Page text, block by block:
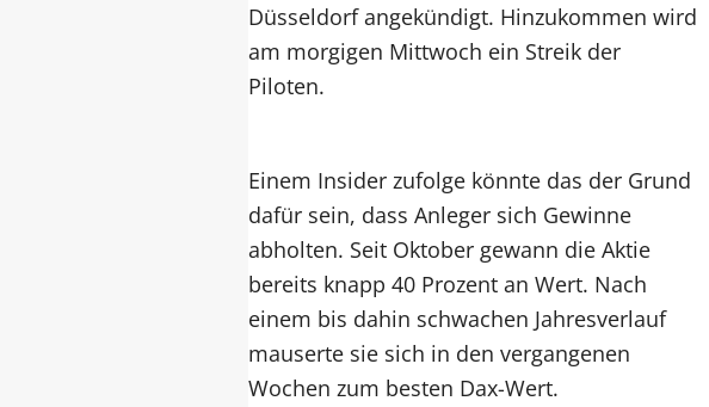
Düsseldorf angekündigt. Hinzukommen wird
am morgigen Mittwoch ein Streik der
Piloten.
Einem Insider zufolge könnte das der Grund
dafür sein, dass Anleger sich Gewinne
abholten. Seit Oktober gewann die Aktie
bereits knapp 40 Prozent an Wert. Nach
einem bis dahin schwachen Jahresverlauf
mauserte sie sich in den vergangenen
Wochen zum besten Dax-Wert.